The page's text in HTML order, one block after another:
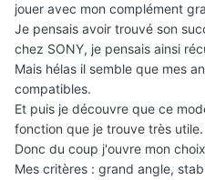
jouer avec mon complément
Je pensais avoir trouvé son
chez SONY, je pensais ainsi
Mais hélas il semble que mes
compatibles.
Et puis je découvre que ce
fonction que je trouve très utile.
Donc du coup j'ouvre mon
Mes critères : grand angle,